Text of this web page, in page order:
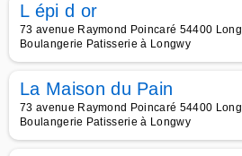
L épi d or
73 avenue Raymond Poincaré 54400
Boulangerie Patisserie à Longwy
La Maison du Pain
73 avenue Raymond Poincaré 54400
Boulangerie Patisserie à Longwy